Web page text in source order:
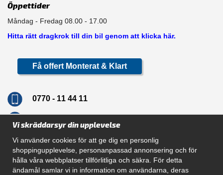
Öppettider
Måndag - Fredag 08.00 - 17.00
Hitta rätt dragkrok till din bil genom att klicka här.
Få offert Monterat & Klart
0770 - 11 44 11
Navigation
Vi skräddarsyr din upplevelse
Vi använder cookies för att ge dig en personlig
shoppingupplevelse, personanpassad annonsering och för
hålla våra webbplatser tillförlitliga och säkra. För detta
ändamål samlar vi in information om användarna, deras